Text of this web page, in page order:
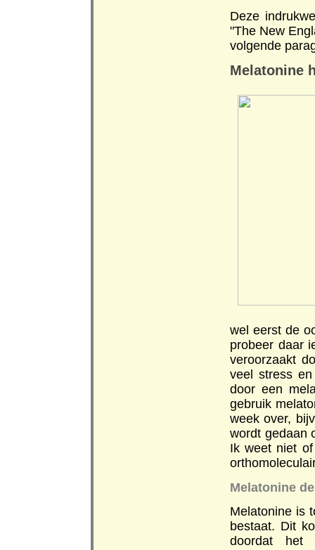
Deze
"The New
volgende
Melatonine
wel eerst de
probeer daar
veroorzaakt
veel stress
door een
gebruik
week over,
wordt gedaan
Ik weet niet
Melatonine
Melatonine is
bestaat. Dit
doordat het